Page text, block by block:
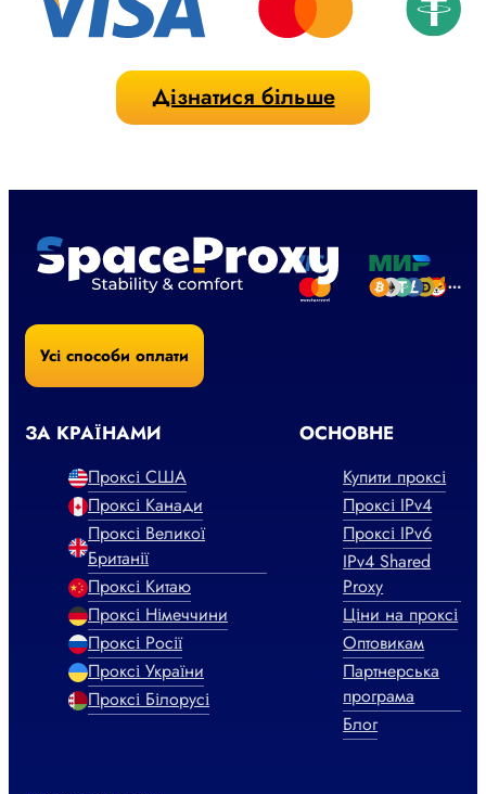
Дізнатися більше
Усі способи оплати
ЗА КРАЇНАМИ
Проксі США
Проксі Канади
Проксі Великої
Британії
Проксі Китаю
Проксі Німеччини
Проксі Росії
Проксі України
Проксі Білорусі
ОСНОВНЕ
Купити проксі
Проксі IPv4
Проксі IPv6
IPv4 Shared
Proxy
Ціни на проксі
Оптовикам
Партнерська
програма
Блог